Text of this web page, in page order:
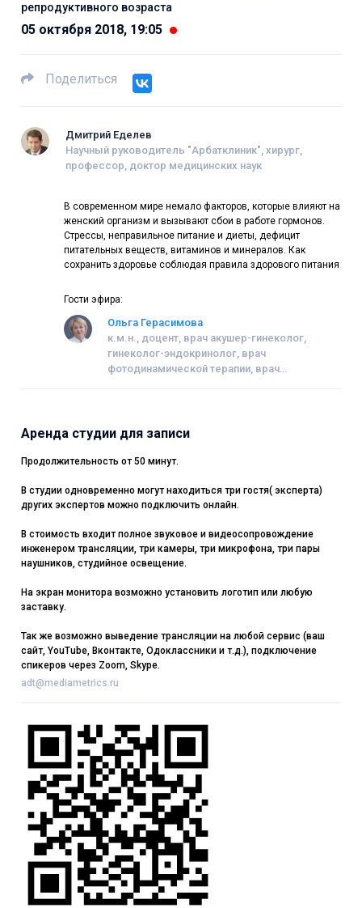
репродуктивного возраста
05 октября 2018, 19:05
Поделиться
Дмитрий Еделев
Научный руководитель "Арбатклиник", хирург,
профессор, доктор медицинских наук
В современном мире немало факторов, которые влияют на
женский организм и вызывают сбои в работе гормонов.
Стрессы, неправильное питание и диеты, дефицит
питательных веществ, витаминов и минералов. Как
сохранить здоровье соблюдая правила здорового питания
Гости эфира:
Ольга Герасимова
к.м.н., доцент, врач акушер-гинеколог,
гинеколог-эндокринолог, врач
фотодинамической терапии, врач
Аренда студии для записи
Продолжительность от 50 минут.
В студии одновременно могут находиться три гостя( эксперта)
других экспертов можно подключить онлайн.
В стоимость входит полное звуковое и видеосопровождение
инженером трансляции, три камеры, три микрофона, три пары
наушников, студийное освещение.
На экран монитора возможно установить логотип или любую
заставку.
Так же возможно выведение трансляции на любой сервис (ваш
сайт, YouTube, Вконтакте, Одоклассники и т.д.), подключение
спикеров через Zoom, Skype.
adt@mediametrics.ru